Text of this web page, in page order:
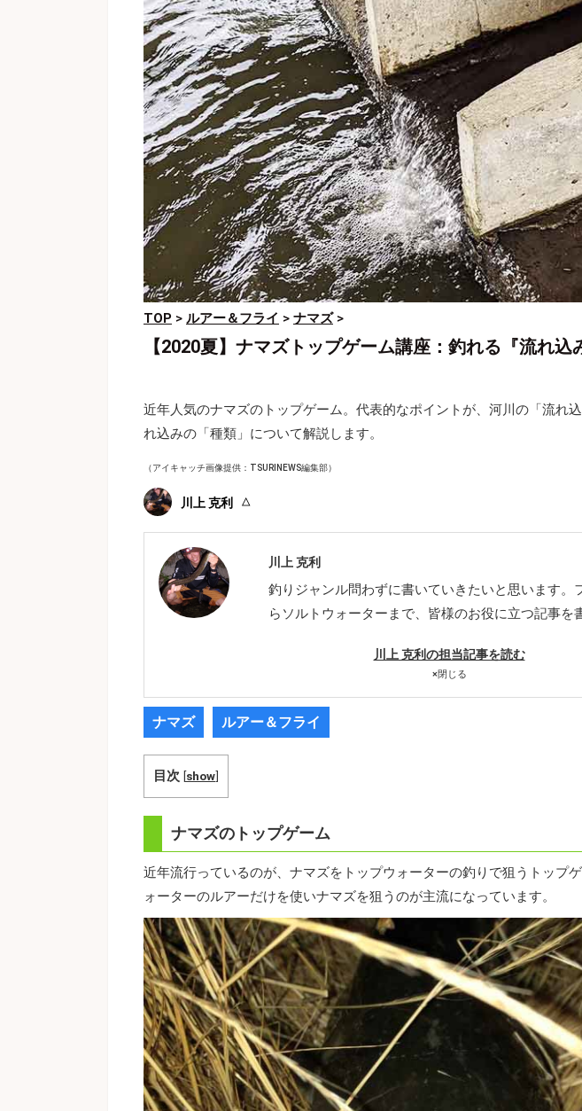
TOP > ルアー＆フライ > ナマズ>
【2020夏】ナマズトップゲーム講座：釣れる『流れ込
近年人気のナマズのトップゲーム。代表的なポイントが、河川の「流れ
れ込みの「種類」について解説します。
（アイキャッチ画像提供：TSURINEWS編集部）
川上 克利
川上 克利
釣りジャンル問わずに書いていきたいと思います。
らソルトウォーターまで、皆様のお役に立つ記事を
川上 克利の担当記事を読む
×閉じる
ナマズ ルアー＆フライ
目次 [show]
ナマズのトップゲーム
近年流行っているのが、ナマズをトップウォーターの釣りで狙うトップ
ォーターのルアーだけを使いナマズを狙うのが主流になっています。